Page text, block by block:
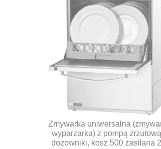
Zmywarka uniwersalna
wyparzarka) z pompą
dozowniki, kosz 500 zasilana